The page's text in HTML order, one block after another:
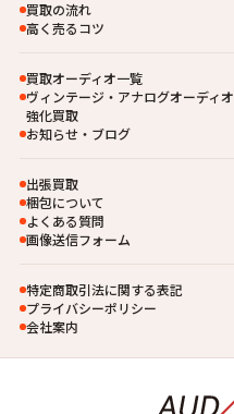
買取の流れ
高く売るコツ
買取オーディオ一覧
ヴィンテージ・アナログオーディオ
強化買取
お知らせ・ブログ
出張買取
梱包について
よくある質問
画像送信フォーム
特定商取引法に関する表記
プライバシーポリシー
会社案内